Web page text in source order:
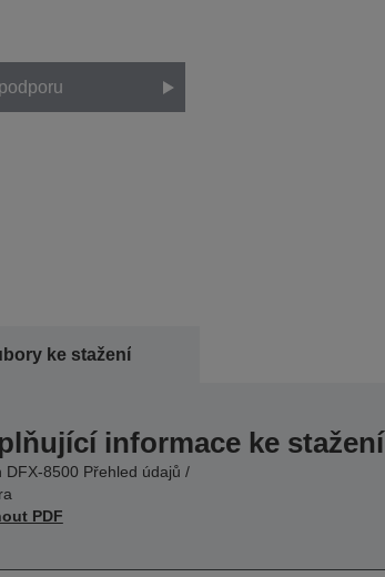
ke stažení
informace ke stažení
DFX-8500 Přehled údajů /
PDF